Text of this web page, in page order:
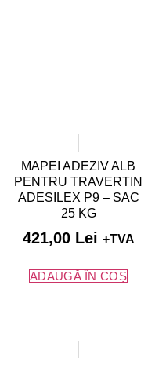
MAPEI ADEZIV ALB
PENTRU TRAVERTIN
ADESILEX P9 – SAC
25 KG
421,00 Lei +TVA
ADAUGĂ ÎN COȘ